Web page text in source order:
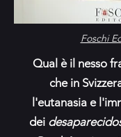
Foschi
Qual è il nesso
che in
l'eutanasia e
dei